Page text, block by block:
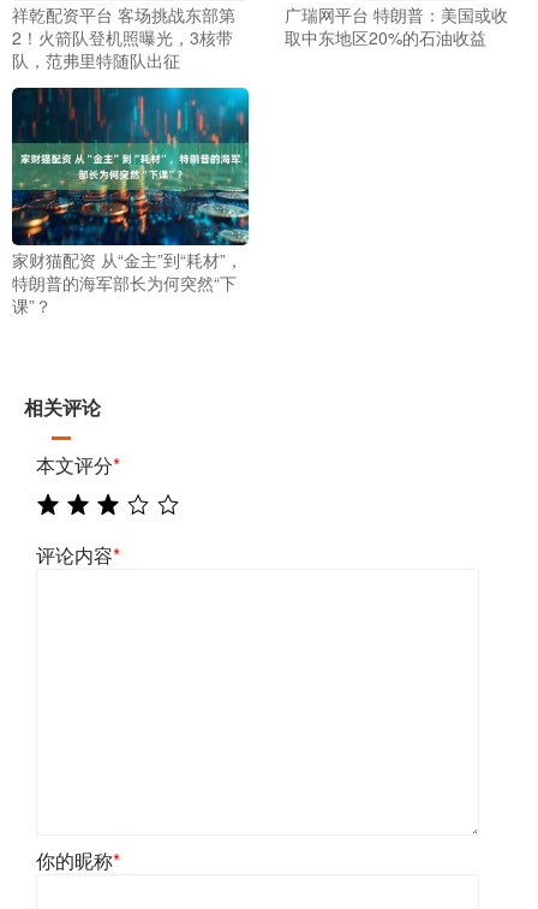
祥乾配资平台 客场挑战东部第
2！火箭队登机照曝光，3核带
队，范弗里特随队出征
广瑞网平台 特朗普：美国或收
取中东地区20%的石油收益
家财猫配资 从“金主”到“耗材”，
特朗普的海军部长为何突然“下
课”？
相关评论
本文评分*
评论内容*
你的昵称*